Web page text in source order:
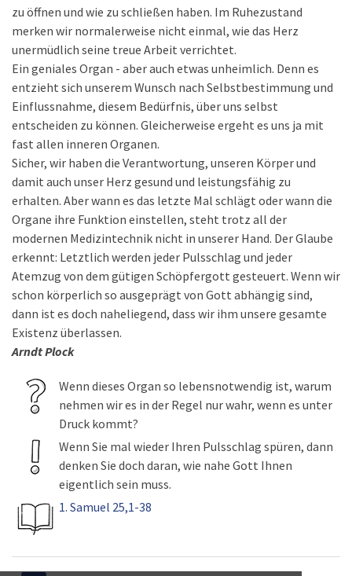
zu öffnen und wie zu schließen haben. Im Ruhezustand
merken wir normalerweise nicht einmal, wie das Herz
unermüdlich seine treue Arbeit verrichtet.
Ein geniales Organ - aber auch etwas unheimlich. Denn es
entzieht sich unserem Wunsch nach Selbstbestimmung und
Einflussnahme, diesem Bedürfnis, über uns selbst
entscheiden zu können. Gleicherweise ergeht es uns ja mit
fast allen inneren Organen.
Sicher, wir haben die Verantwortung, unseren Körper und
damit auch unser Herz gesund und leistungsfähig zu
erhalten. Aber wann es das letzte Mal schlägt oder wann die
Organe ihre Funktion einstellen, steht trotz all der
modernen Medizintechnik nicht in unserer Hand. Der Glaube
erkennt: Letztlich werden jeder Pulsschlag und jeder
Atemzug von dem gütigen Schöpfergott gesteuert. Wenn wir
schon körperlich so ausgeprägt von Gott abhängig sind,
dann ist es doch naheliegend, dass wir ihm unsere gesamte
Existenz überlassen.
Arndt Plock
Wenn dieses Organ so lebensnotwendig ist, warum
nehmen wir es in der Regel nur wahr, wenn es unter
Druck kommt?
Wenn Sie mal wieder Ihren Pulsschlag spüren, dann
denken Sie doch daran, wie nahe Gott Ihnen
eigentlich sein muss.
1. Samuel 25,1-38